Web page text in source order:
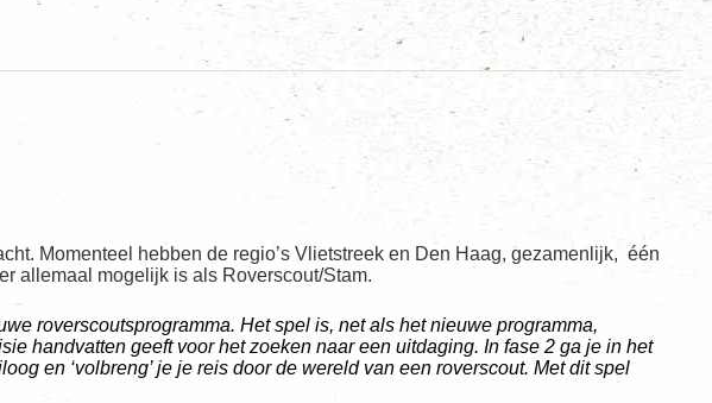
Momenteel hebben de regio’s Vlietstreek en Den Haag, gezamenlijk, één
allemaal mogelijk is als Roverscout/Stam.
roverscoutsprogramma. Het spel is, net als het nieuwe programma,
handvatten geeft voor het zoeken naar een uitdaging. In fase 2 ga je in het
en ‘volbreng’ je je reis door de wereld van een roverscout. Met dit spel